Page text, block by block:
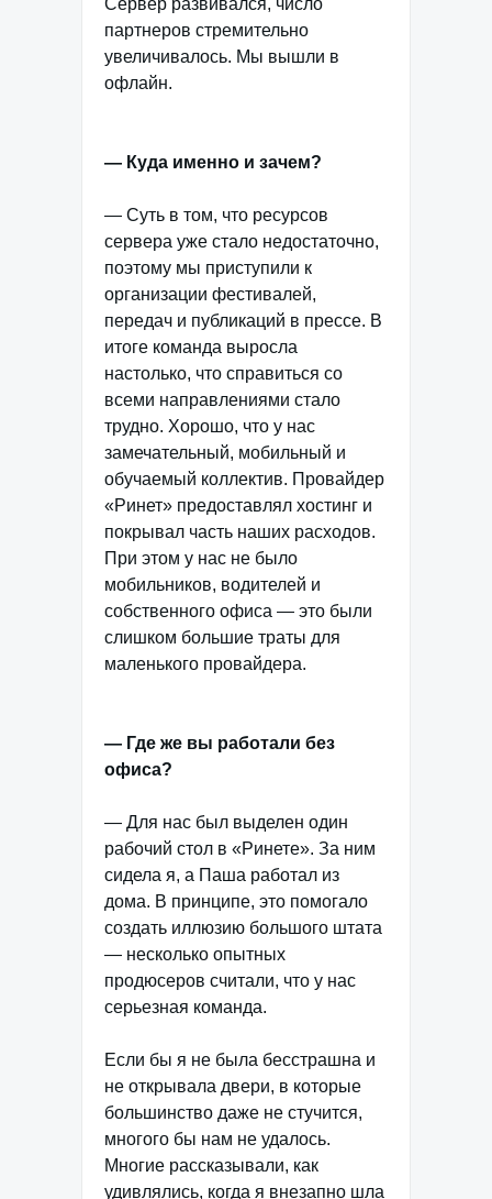
Сервер развивался, число
партнеров стремительно
увеличивалось. Мы вышли в
офлайн.
— Куда именно и зачем?
— Суть в том, что ресурсов
сервера уже стало недостаточно,
поэтому мы приступили к
организации фестивалей,
передач и публикаций в прессе. В
итоге команда выросла
настолько, что справиться со
всеми направлениями стало
трудно. Хорошо, что у нас
замечательный, мобильный и
обучаемый коллектив. Провайдер
«Ринет» предоставлял хостинг и
покрывал часть наших расходов.
При этом у нас не было
мобильников, водителей и
собственного офиса — это были
слишком большие траты для
маленького провайдера.
— Где же вы работали без
офиса?
— Для нас был выделен один
рабочий стол в «Ринете». За ним
сидела я, а Паша работал из
дома. В принципе, это помогало
создать иллюзию большого штата
— несколько опытных
продюсеров считали, что у нас
серьезная команда.
Если бы я не была бесстрашна и
не открывала двери, в которые
большинство даже не стучится,
многого бы нам не удалось.
Многие рассказывали, как
удивлялись, когда я внезапно шла